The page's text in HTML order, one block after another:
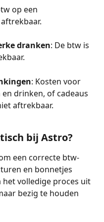
op een
dranken: De btw is
: Kosten voor
drinken, of cadeaus
aftrekbaar.
bij Astro?
een correcte btw-
en bonnetjes
het volledige proces uit
bezig te houden